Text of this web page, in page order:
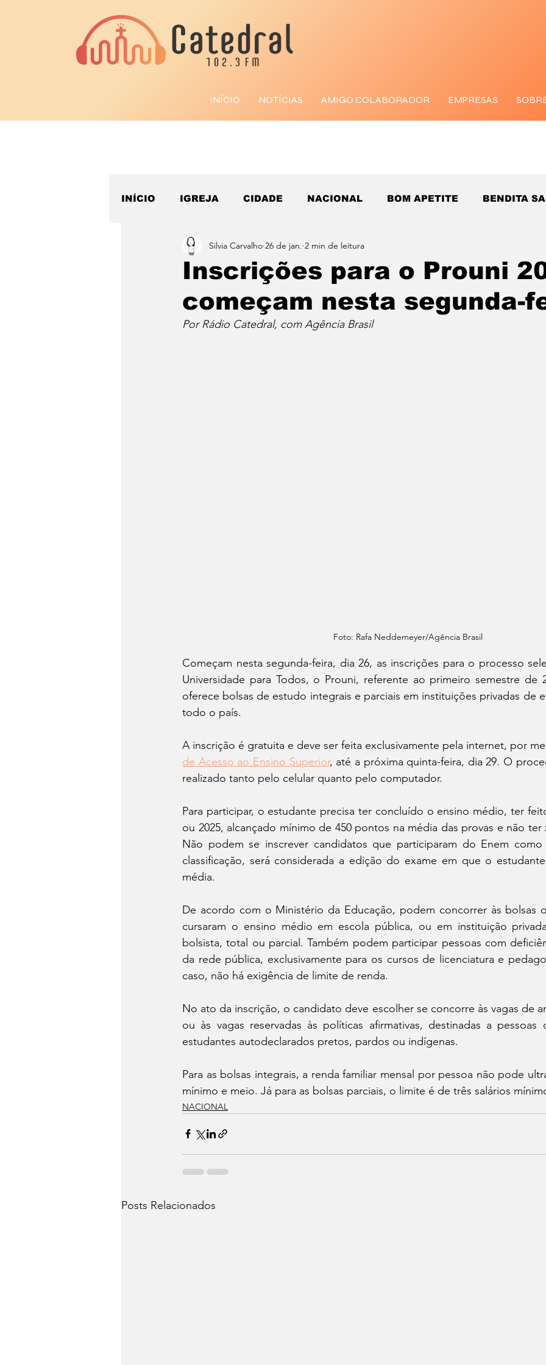
INÍCIO NOTÍCIAS AMIGO COLABORADOR EMPRESAS
INÍCIO IGREJA CIDADE NACIONAL BOM APETITE BENDITA
ESPORTE
Inscrições para o Prouni
começam nesta segunda-
Silvia Carvalho 26 de jan. 2 min de leitura
Por Rádio Catedral, com Agência Brasil
Foto: Rafa Neddemeyer/Agência Brasil
Começam nesta segunda-feira, dia 26, as inscrições para o processo
Universidade para Todos, o Prouni, referente ao primeiro semestre de
oferece bolsas de estudo integrais e parciais em instituições privadas de
todo o país.
A inscrição é gratuita e deve ser feita exclusivamente pela internet, por
de Acesso ao Ensino Superior, até a próxima quinta-feira, dia 29. O
realizado tanto pelo celular quanto pelo computador.
Para participar, o estudante precisa ter concluído o ensino médio, ter
ou 2025, alcançado mínimo de 450 pontos na média das provas e não ter
Não podem se inscrever candidatos que participaram do Enem como
classificação, será considerada a edição do exame em que o
média.
De acordo com o Ministério da Educação, podem concorrer às bolsas
cursaram o ensino médio em escola pública, ou em instituição
bolsista, total ou parcial. Também podem participar pessoas com
da rede pública, exclusivamente para os cursos de licenciatura e
caso, não há exigência de limite de renda.
No ato da inscrição, o candidato deve escolher se concorre às vagas de
ou às vagas reservadas às políticas afirmativas, destinadas a pessoas
estudantes autodeclarados pretos, pardos ou indígenas.
Para as bolsas integrais, a renda familiar mensal por pessoa não pode
mínimo e meio. Já para as bolsas parciais, o limite é de três salários
NACIONAL
Posts Relacionados